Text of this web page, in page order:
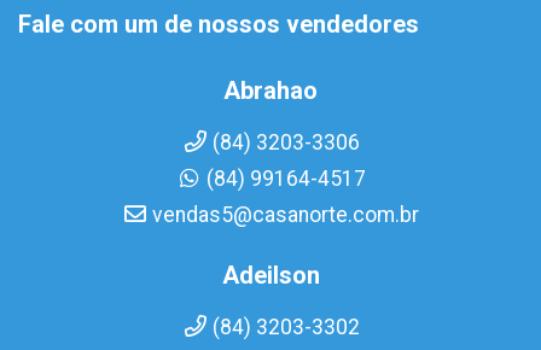
Fale com um de nossos vendedores
Abrahao
(84) 3203-3306
(84) 99164-4517
vendas5@casanorte.com.br
Adeilson
(84) 3203-3302